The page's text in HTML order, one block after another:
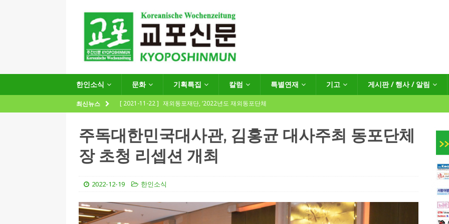
한인소식 문화 기획특집 칼럼 특별연재 기고 게시판 / 행사 / 알림
최신뉴스 [ 2021-11-22 ] 재외동포재단, ‘2022년도 재외동포단체
[ 2021-09-24 ] 함부르크한인회
제57회 정기총회 공고 및 제30대 한인회장선거 공고
(12.14일 기준)
[ 2026-07-27 ]
“재독동포와 함께하는 재독일한인체육회로 거듭나겠습니다”
한인소식
[ 2026-07-27 ] KIST 유럽연구소 30돌…“한-EU 협력 ‘가교’ 넘어 혁신 거점으로” 한인소식
주독대한민국대사관, 김홍균 대사주최 동포단체
장 초청 리셉션 개최
2022-12-19 한인소식